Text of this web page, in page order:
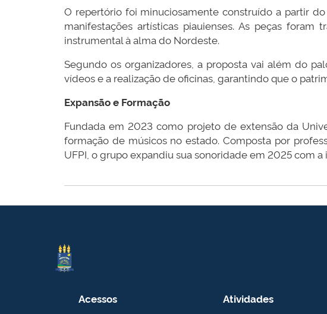
O repertório foi minuciosamente construído a partir
manifestações artísticas piauienses. As peças
instrumental à alma do Nordeste.
Segundo os organizadores, a proposta vai além do
vídeos e a realização de oficinas, garantindo que o
Expansão e Formação
Fundada em 2023 como projeto de extensão da
formação de músicos no estado. Composta por
UFPI, o grupo expandiu sua sonoridade em 2025 com
Acessos Atividades